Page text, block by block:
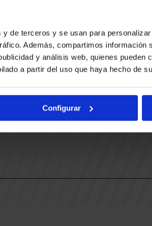
de terceros y se usan para
Además, compartimos información
y análisis web, quienes pueden
a partir del uso que haya hecho de
Configurar
BAKH
FUNDACIÓN BASKONIA-
01013 Vitoria-Gasteiz